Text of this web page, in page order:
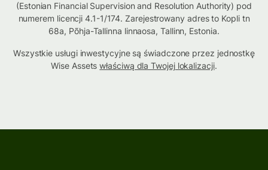
(Estonian Financial Supervision and Resolution Authority) pod
numerem licencji 4.1-1/174. Zarejestrowany adres to Kopli tn
68a, Põhja-Tallinna linnaosa, Tallinn, Estonia.
Wszystkie usługi inwestycyjne są świadczone przez jednostkę
Wise Assetswłaściwą dla Twojej lokalizacji.